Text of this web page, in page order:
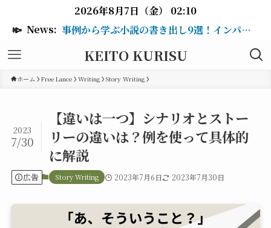
2026年8月7日（金） 02:10
📣 News: 事例から学ぶ小説の書き出し9選！インパクトのある冒頭を作るテクニックも紹介
KEITO KURISU
ホーム Free Lance Writing Story Writing
【違いは一つ】シナリオとストー
リーの違いは？例を使って具体的
に解説
2023
7/30
広告 Story Writing 2023年7月6日 2023年7月30日